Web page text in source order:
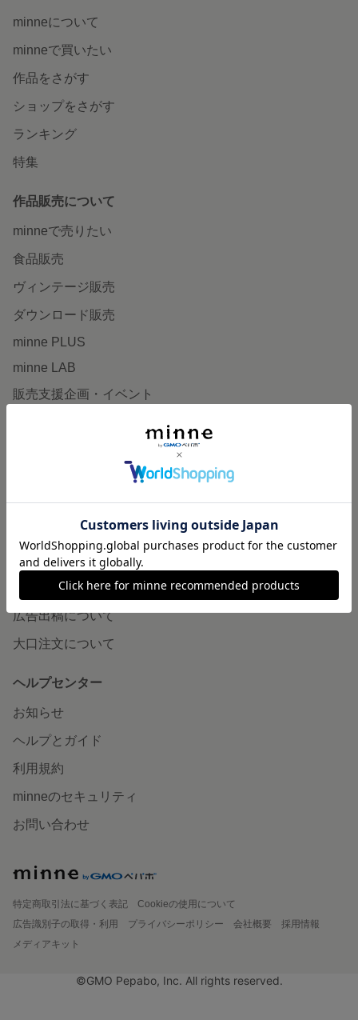
minneについて
minneで買いたい
作品をさがす
ショップをさがす
ランキング
特集
作品販売について
minneで売りたい
食品販売
ヴィンテージ販売
ダウンロード販売
minne PLUS
minne LAB
販売支援企画・イベント
minneとものづくりと
minneの本
企業の方へ
広告出稿について
大口注文について
ヘルプセンター
お知らせ
ヘルプとガイド
利用規約
minneのセキュリティ
お問い合わせ
特定商取引法に基づく表記
Cookieの使用について
広告識別子の取得・利用
プライバシーポリシー 会社概要
採用情報
メディアキット
©GMO Pepabo, Inc. All rights reserved.